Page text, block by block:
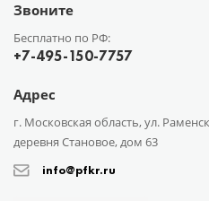
Звоните
Бесплатно по РФ:
+7-495-150-7757
Адрес
г. Московская область, ул.
деревня Становое, дом 63
info@pfkr.ru